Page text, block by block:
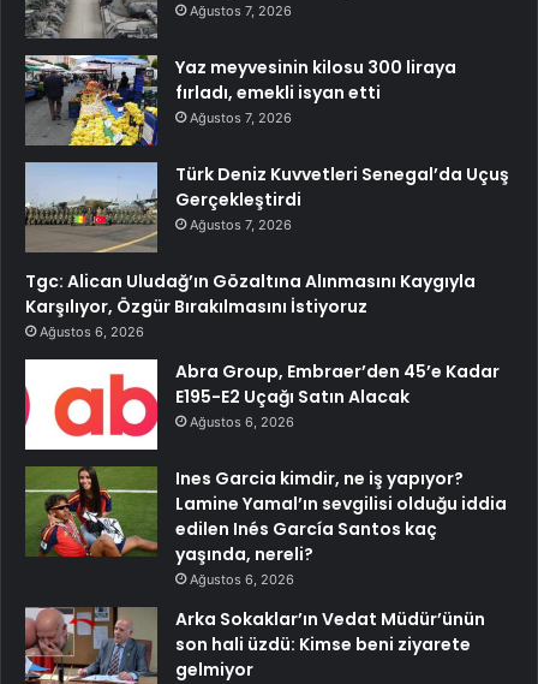
Ağustos 7, 2026
Yaz meyvesinin kilosu 300 liraya
fırladı, emekli isyan etti
Ağustos 7, 2026
Türk Deniz Kuvvetleri Senegal’da Uçuş
Gerçekleştirdi
Ağustos 7, 2026
Tgc: Alican Uludağ’ın Gözaltına Alınmasını Kaygıyla
Karşılıyor, Özgür Bırakılmasını İstiyoruz
Ağustos 6, 2026
Abra Group, Embraer’den 45’e Kadar
E195-E2 Uçağı Satın Alacak
Ağustos 6, 2026
Ines Garcia kimdir, ne iş yapıyor?
Lamine Yamal’ın sevgilisi olduğu iddia
edilen Inés García Santos kaç
yaşında, nereli?
Ağustos 6, 2026
Arka Sokaklar’ın Vedat Müdür’ünün
son hali üzdü: Kimse beni ziyarete
gelmiyor